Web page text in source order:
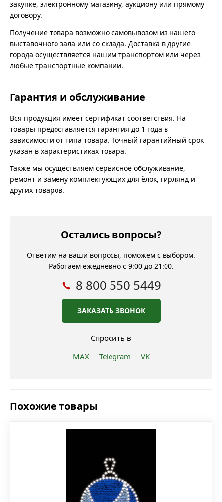
закупке, электронному магазину, аукциону или прямому
договору.
Получение товара возможно самовывозом из нашего
выставочного зала или со склада. Доставка в другие
города осуществляется нашим транспортом или через
любые транспортные компании.
Гарантия и обслуживание
Вся продукция имеет сертификат соответствия. На
товары предоставляется гарантия до 1 года в
зависимости от типа товара. Точный гарантийный срок
указан в характеристиках товара.
Также мы осуществляем сервисное обслуживание,
ремонт и замену комплектующих для ёлок, гирлянд и
других товаров.
Остались вопросы?
Ответим на ваши вопросы, поможем с выбором.
Работаем ежедневно с 9:00 до 21:00.
8 800 550 5449
ЗАКАЗАТЬ ЗВОНОК
Спросить в
MAX
Telegram VK
Похожие товары